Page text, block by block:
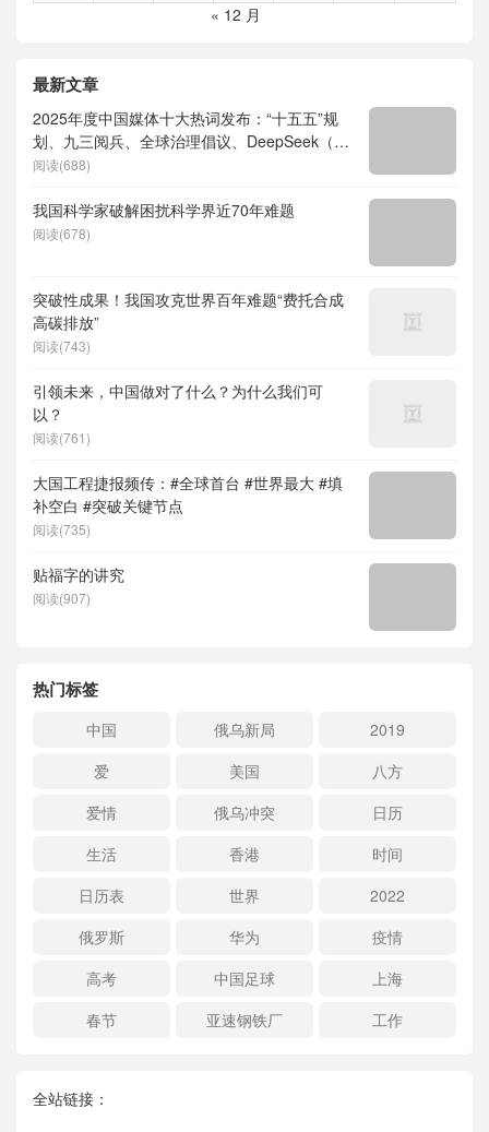
« 12 月
最新文章
2025年度中国媒体十大热词发布：“十五五”规
划、九三阅兵、全球治理倡议、DeepSeek（深
度求索）、人形机器人、苏超、票根经济、育
阅读(688)
我国科学家破解困扰科学界近70年难题
阅读(678)
突破性成果！我国攻克世界百年难题“费托合成
高碳排放”
阅读(743)
引领未来，中国做对了什么？为什么我们可
以？
阅读(761)
大国工程捷报频传：#全球首台 #世界最大 #填
补空白 #突破关键节点
阅读(735)
贴福字的讲究
阅读(907)
热门标签
中国 俄乌新局
2019
爱
美国
八方
爱情
俄乌冲突
日历
生活
香港
时间
日历表
世界
2022
俄罗斯
华为
疫情
高考
中国足球
上海
春节
亚速钢铁厂 工作
全站链接：